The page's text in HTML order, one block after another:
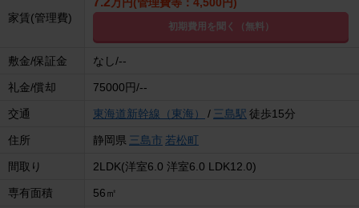
家賃(管理費)
初期費用を聞く（無料）
敷金/保証金 なし/--
礼金/償却 75000円/--
交通 東海道新幹線（東海） / 三島駅 徒歩15分
住所 静岡県 三島市 若松町
間取り 2LDK(洋室6.0 洋室6.0 LDK12.0)
専有面積 56㎡